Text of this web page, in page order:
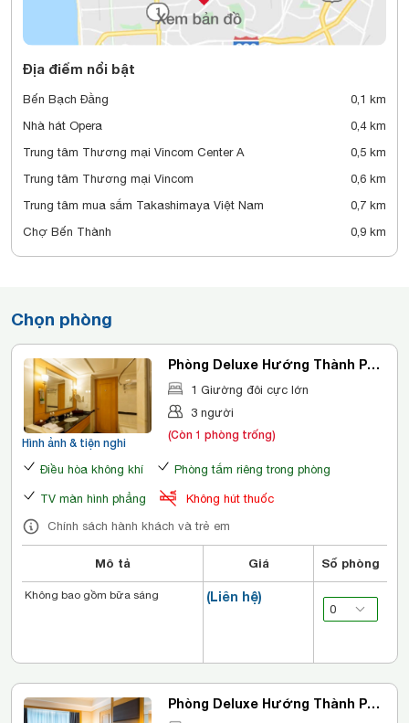
Địa điểm nổi bật
Bến Bạch Đằng
0,1 km
Nhà hát Opera
0,4 km
Trung tâm Thương mại Vincom Center A
0,5 km
Trung tâm Thương mại Vincom
0,6 km
Trung tâm mua sắm Takashimaya Việt Nam
0,7 km
Chợ Bến Thành
0,9 km
Chọn phòng
Hình ảnh & tiện nghi
Phòng Deluxe Hướng Thành Phố
Giường đôi
1 Giường đôi cực lớn
3 người
(Còn 1 phòng trống)
Điều hòa không khí Phòng tắm riêng trong phòng
TV màn hình phẳng
Không hút thuốc
Chính sách hành khách và trẻ em
Mô tả Giá Số phòng
(Liên hệ)
Không bao gồm bữa sáng
Phòng Deluxe Hướng Thành Phố